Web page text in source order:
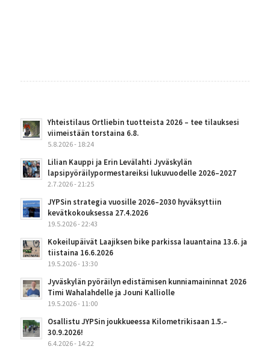
Yhteistilaus Ortliebin tuotteista 2026 – tee tilauksesi
viimeistään torstaina 6.8.
5.8.2026 - 18:24
Lilian Kauppi ja Erin Levälahti Jyväskylän
lapsipyöräilypormestareiksi lukuvuodelle 2026–2027
2.7.2026 - 21:25
JYPSin strategia vuosille 2026–2030 hyväksyttiin
kevätkokouksessa 27.4.2026
19.5.2026 - 22:43
Kokeilupäivät Laajiksen bike parkissa lauantaina 13.6. ja
tiistaina 16.6.2026
19.5.2026 - 13:30
Jyväskylän pyöräilyn edistämisen kunniamaininnat 2026
Timi Wahalahdelle ja Jouni Kalliolle
19.5.2026 - 11:00
Osallistu JYPSin joukkueessa Kilometrikisaan 1.5.–
30.9.2026!
6.4.2026 - 14:22